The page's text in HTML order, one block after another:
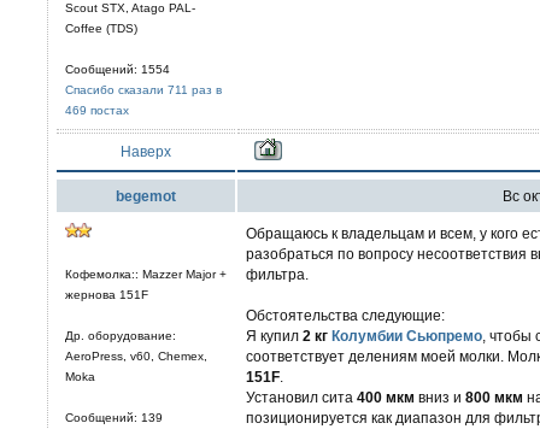
Scout STX, Atago PAL-
Coffee (TDS)
Сообщений: 1554
Спасибо сказали 711 раз в
469 постах
Наверх
begemot Вс
Кофемолка:: Mazzer Major +
жернова 151F
Др. оборудование:
AeroPress, v60, Chemex,
Moka
Сообщений: 139
Обращаюсь к владельцам и всем, у кого
разобраться по вопросу
фильтра.
Обстоятельства следующие:
Я купил 2 кг Колумбии Сьюпремо ,
соответствует делениям моей молки.
151F
Установил сита 400 мкм вниз и 800 мкм
позиционируется как диапазон для